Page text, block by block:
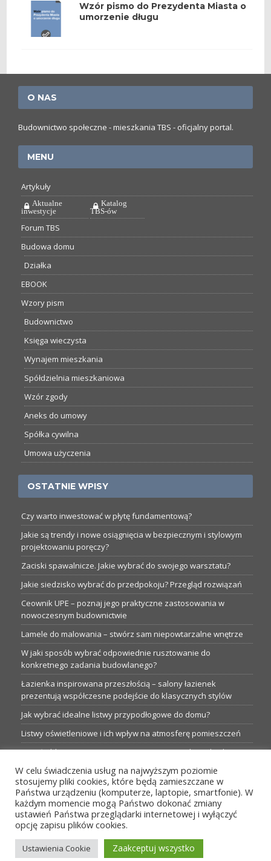
Wzór pismo do Prezydenta Miasta o
umorzenie długu
O NAS
Budownictwo społeczne - mieszkania TBS - oficjalny portal.
MENU
Artykuły
Aktualne
inwestycje
Katalog
TBS-ów
Forum TBS
Budowa domu
Działka
EBOOK
Wzory pism
Budownictwo
Księga wieczysta
Wynajem mieszkania
Spółdzielnia mieszkaniowa
Wzór zgody
Aneks do umowy
Spółka cywilna
Umowa użyczenia
OSTATNIE WPISY
Czy warto inwestować w płytę fundamentową?
Jakie są trendy i nowe osiągnięcia w bezpiecznym i stylowym
projektowaniu poręczy?
Zaciski spawalnicze. Jakie wybrać do swojego warsztatu?
Jakie siedzisko wybrać do przedpokoju? Przegląd rozwiązań
Ceownik UPE – poznaj jego praktyczne zastosowania w
nowoczesnym budownictwie
Lamele do malowania – stwórz sam niepowtarzalne wnętrze
W jaki sposób wybrać odpowiednie rusztowanie do
konkretnego zadania budowlanego?
Łazienka inspirowana przeszłością – salony łazienek
prezentują współczesne podejście do klasycznych stylów
Jak wybrać idealne listwy przypodłogowe do domu?
Listwy oświetleniowe i ich wpływ na atmosferę pomieszczeń
Garaże blaszane: Nieocenione magazyny podczas budowy
Profesjonalne hurtownie dla każdego budowlańca i instalatora
Proste metamorfozy aranżacji w łazience: 5 praktycznych
pomysłów
W celu świadczenia usług na najwyższym poziomie
stosujemy pliki cookies, które będą zamieszczane w
Państwa urządzeniu (komputerze, laptopie, smartfonie). W
każdym momencie mogą Państwo dokonać zmiany
ustawień Państwa przeglądarki internetowej i wyłączyć
opcję zapisu plików cookies.
Ustawienia Cookie Zaakceptuj wszystko